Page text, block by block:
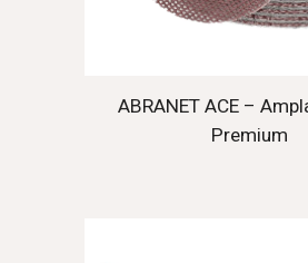
ABRANET ACE –
Premium